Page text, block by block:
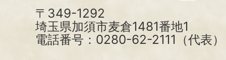
〒349-1292
埼玉県加須市麦倉1481番地1
電話番号：0280-62-2111（代表）